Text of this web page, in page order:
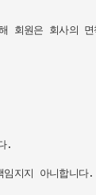
원은 회사의
.
지지 아니합니다.